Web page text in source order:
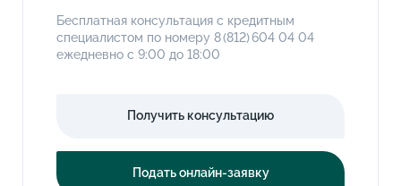
Бесплатная консультация с кредитным
специалистом по номеру8 (812) 604 04 04
ежедневно с 9:00 до 18:00
Получить консультацию
Подать онлайн-заявку